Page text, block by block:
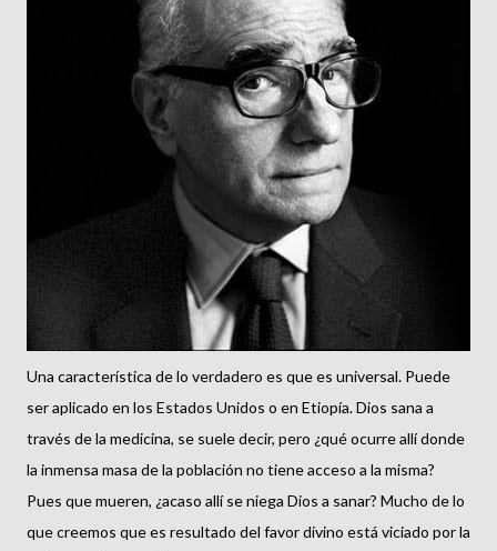
Una característica de lo verdadero es que es universal. Puede
ser aplicado en los Estados Unidos o en Etiopía. Dios sana a
través de la medicina, se suele decir, pero ¿qué ocurre allí donde
la inmensa masa de la población no tiene acceso a la misma?
Pues que mueren, ¿acaso allí se niega Dios a sanar? Mucho de lo
que creemos que es resultado del favor divino está viciado por la